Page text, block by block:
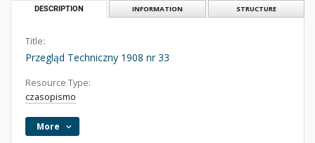
DESCRIPTION INFORMATION STRUCTURE
Title:
Przegląd Techniczny 1908 nr 33
Resource Type:
czasopismo
More